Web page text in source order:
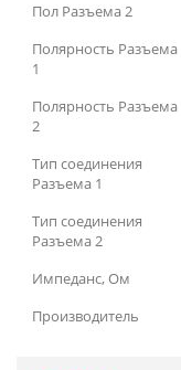
Пол Разъема 2
Полярность Разъема
1
Полярность Разъема
2
Тип соединения
Разъема 1
Тип соединения
Разъема 2
Импеданс, Ом
Производитель